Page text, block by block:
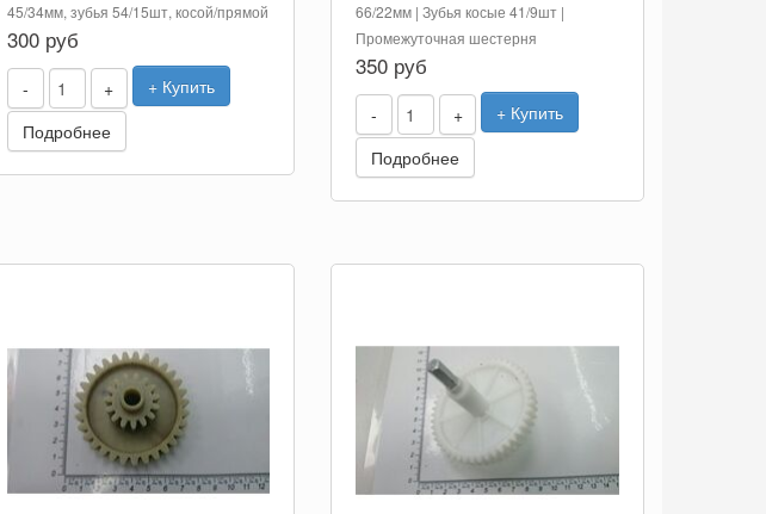
45/34мм, зубья 54/15шт, косой/прямой
300 руб
- +
+ Купить
Подробнее
66/22мм | Зубья косые 41/9шт |
Промежуточная шестерня
350 руб
- +
+ Купить
Подробнее